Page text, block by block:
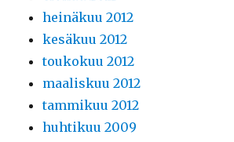
heinäkuu 2012
kesäkuu 2012
toukokuu 2012
maaliskuu 2012
tammikuu 2012
huhtikuu 2009